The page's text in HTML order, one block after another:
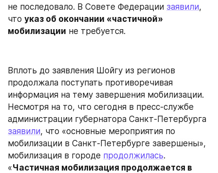
не последовало. В Совете Федерации заявили,
что указ об окончании «частичной»
мобилизации не требуется.
Вплоть до заявления Шойгу из регионов
продолжала поступать противоречивая
информация на тему завершения мобилизации.
Несмотря на то, что сегодня в пресс-службе
заявили, что «основные мероприятия по
мобилизации в Санкт-Петербурге завершены»,
мобилизация в городе продолжилась.
«Частичная мобилизация продолжается в